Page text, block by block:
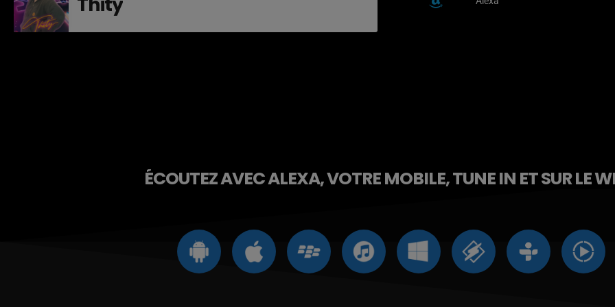
ÉCOUTEZ AVEC ALEXA, VOTRE MOBILE, TUNE IN ET SUR LE